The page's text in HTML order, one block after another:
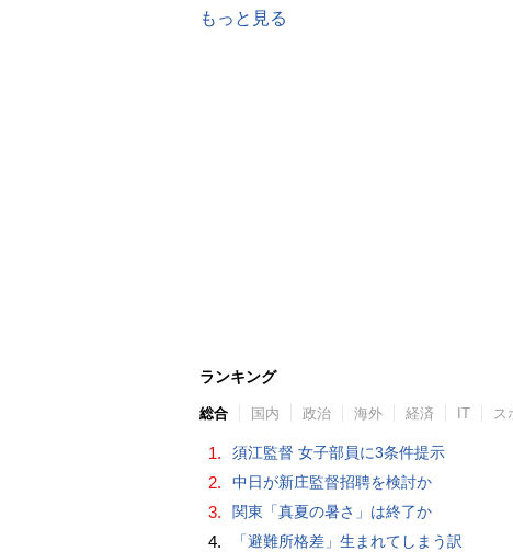
もっと見る
ランキング
総合 国内 政治 海外 経済 IT ス
1. 須江監督 女子部員に3条件提示
2. 中日が新庄監督招聘を検討か
3. 関東「真夏の暑さ」は終了か
4. 「避難所格差」生まれてしまう訳